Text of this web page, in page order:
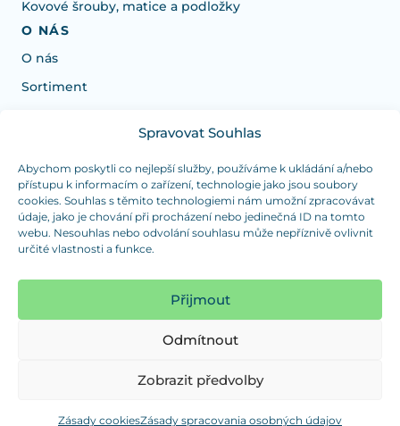
Spravovat Souhlas
Abychom poskytli co nejlepší služby, používáme k ukládání a/nebo
přístupu k informacím o zařízení, technologie jako jsou soubory
cookies. Souhlas s těmito technologiemi nám umožní zpracovávat
údaje, jako je chování při procházení nebo jedinečná ID na tomto
webu. Nesouhlas nebo odvolání souhlasu může nepříznivě ovlivnit
určité vlastnosti a funkce.
Přijmout
Odmítnout
Zobrazit předvolby
Zásady cookiesZásady spracovania osobných údajov
Kovové šrouby, matice a podložky
O NÁS
O nás
Sortiment
Potrebujete poradiť s výberom?
Sme tu pre vás Pondelok-Štvrtok od: 7:30 - 15:30 hod
a Piatok od 7:30 - 14:30 hod
duranplast@duranplast.sk +421 0905 780 862
(platba iba v hotovosti)
Sme tu pre vás Pondelok-Štvrtok od: 7:30 - 15:30 hod
a Piatok od 7:30 - 14:30 hod